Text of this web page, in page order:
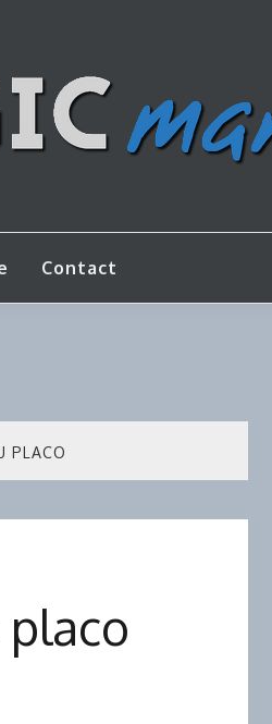
Contact
PLACO